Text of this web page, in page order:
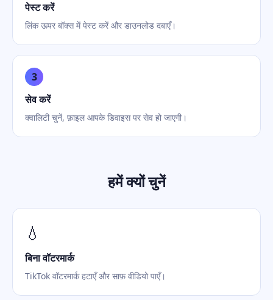
पेस्ट करें
लिंक ऊपर बॉक्स में पेस्ट करें और डाउनलोड दबाएँ।
3
सेव करें
क्वालिटी चुनें, फ़ाइल आपके डिवाइस पर सेव हो जाएगी।
हमें क्यों चुनें
💧
बिना वॉटरमार्क
TikTok वॉटरमार्क हटाएँ और साफ़ वीडियो पाएँ।